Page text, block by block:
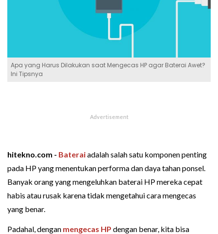
Apa yang Harus Dilakukan saat Mengecas HP agar Baterai Awet?
Ini Tipsnya
hitekno.com - Bateraiadalah salah satu komponen penting
pada HP yang menentukan performa dan daya tahan ponsel.
Banyak orang yang mengeluhkan baterai HP mereka cepat
habis atau rusak karena tidak mengetahui cara mengecas
yang benar.
Padahal, dengan mengecas HP dengan benar, kita bisa